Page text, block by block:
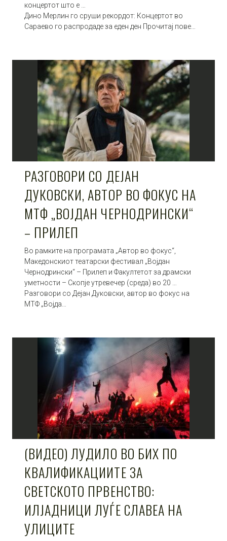
концертот што е …
Дино Мерлин го сруши рекордот: Концертот во
Сараево го распродаде за еден ден Прочитај пове…
РАЗГОВОРИ СО ДЕЈАН
ДУКОВСКИ, АВТОР ВО ФОКУС НА
МТФ „ВОЈДАН ЧЕРНОДРИНСКИ“
– ПРИЛЕП
Во рамките на програмата „Автор во фокус“,
Македонскиот театарски фестивал „Војдан
Чернодрински“ – Прилеп и Факултетот за драмски
уметности – Скопје утревечер (среда) во 20 …
Разговори со Дејан Дуковски, автор во фокус на
МТФ „Војда…
(ВИДЕО) ЛУДИЛО ВО БИХ ПО
КВАЛИФИКАЦИИТЕ ЗА
СВЕТСКОТО ПРВЕНСТВО:
ИЛЈАДНИЦИ ЛУЃЕ СЛАВЕА НА
УЛИЦИТЕ